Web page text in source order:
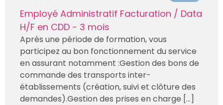
Employé Administratif Facturation / Data
H/F en CDD - 3 mois
Après une période de formation, vous
participez au bon fonctionnement du service
en assurant notamment :Gestion des bons de
commande des transports inter-
établissements (création, suivi et clôture des
demandes).Gestion des prises en charge [...]